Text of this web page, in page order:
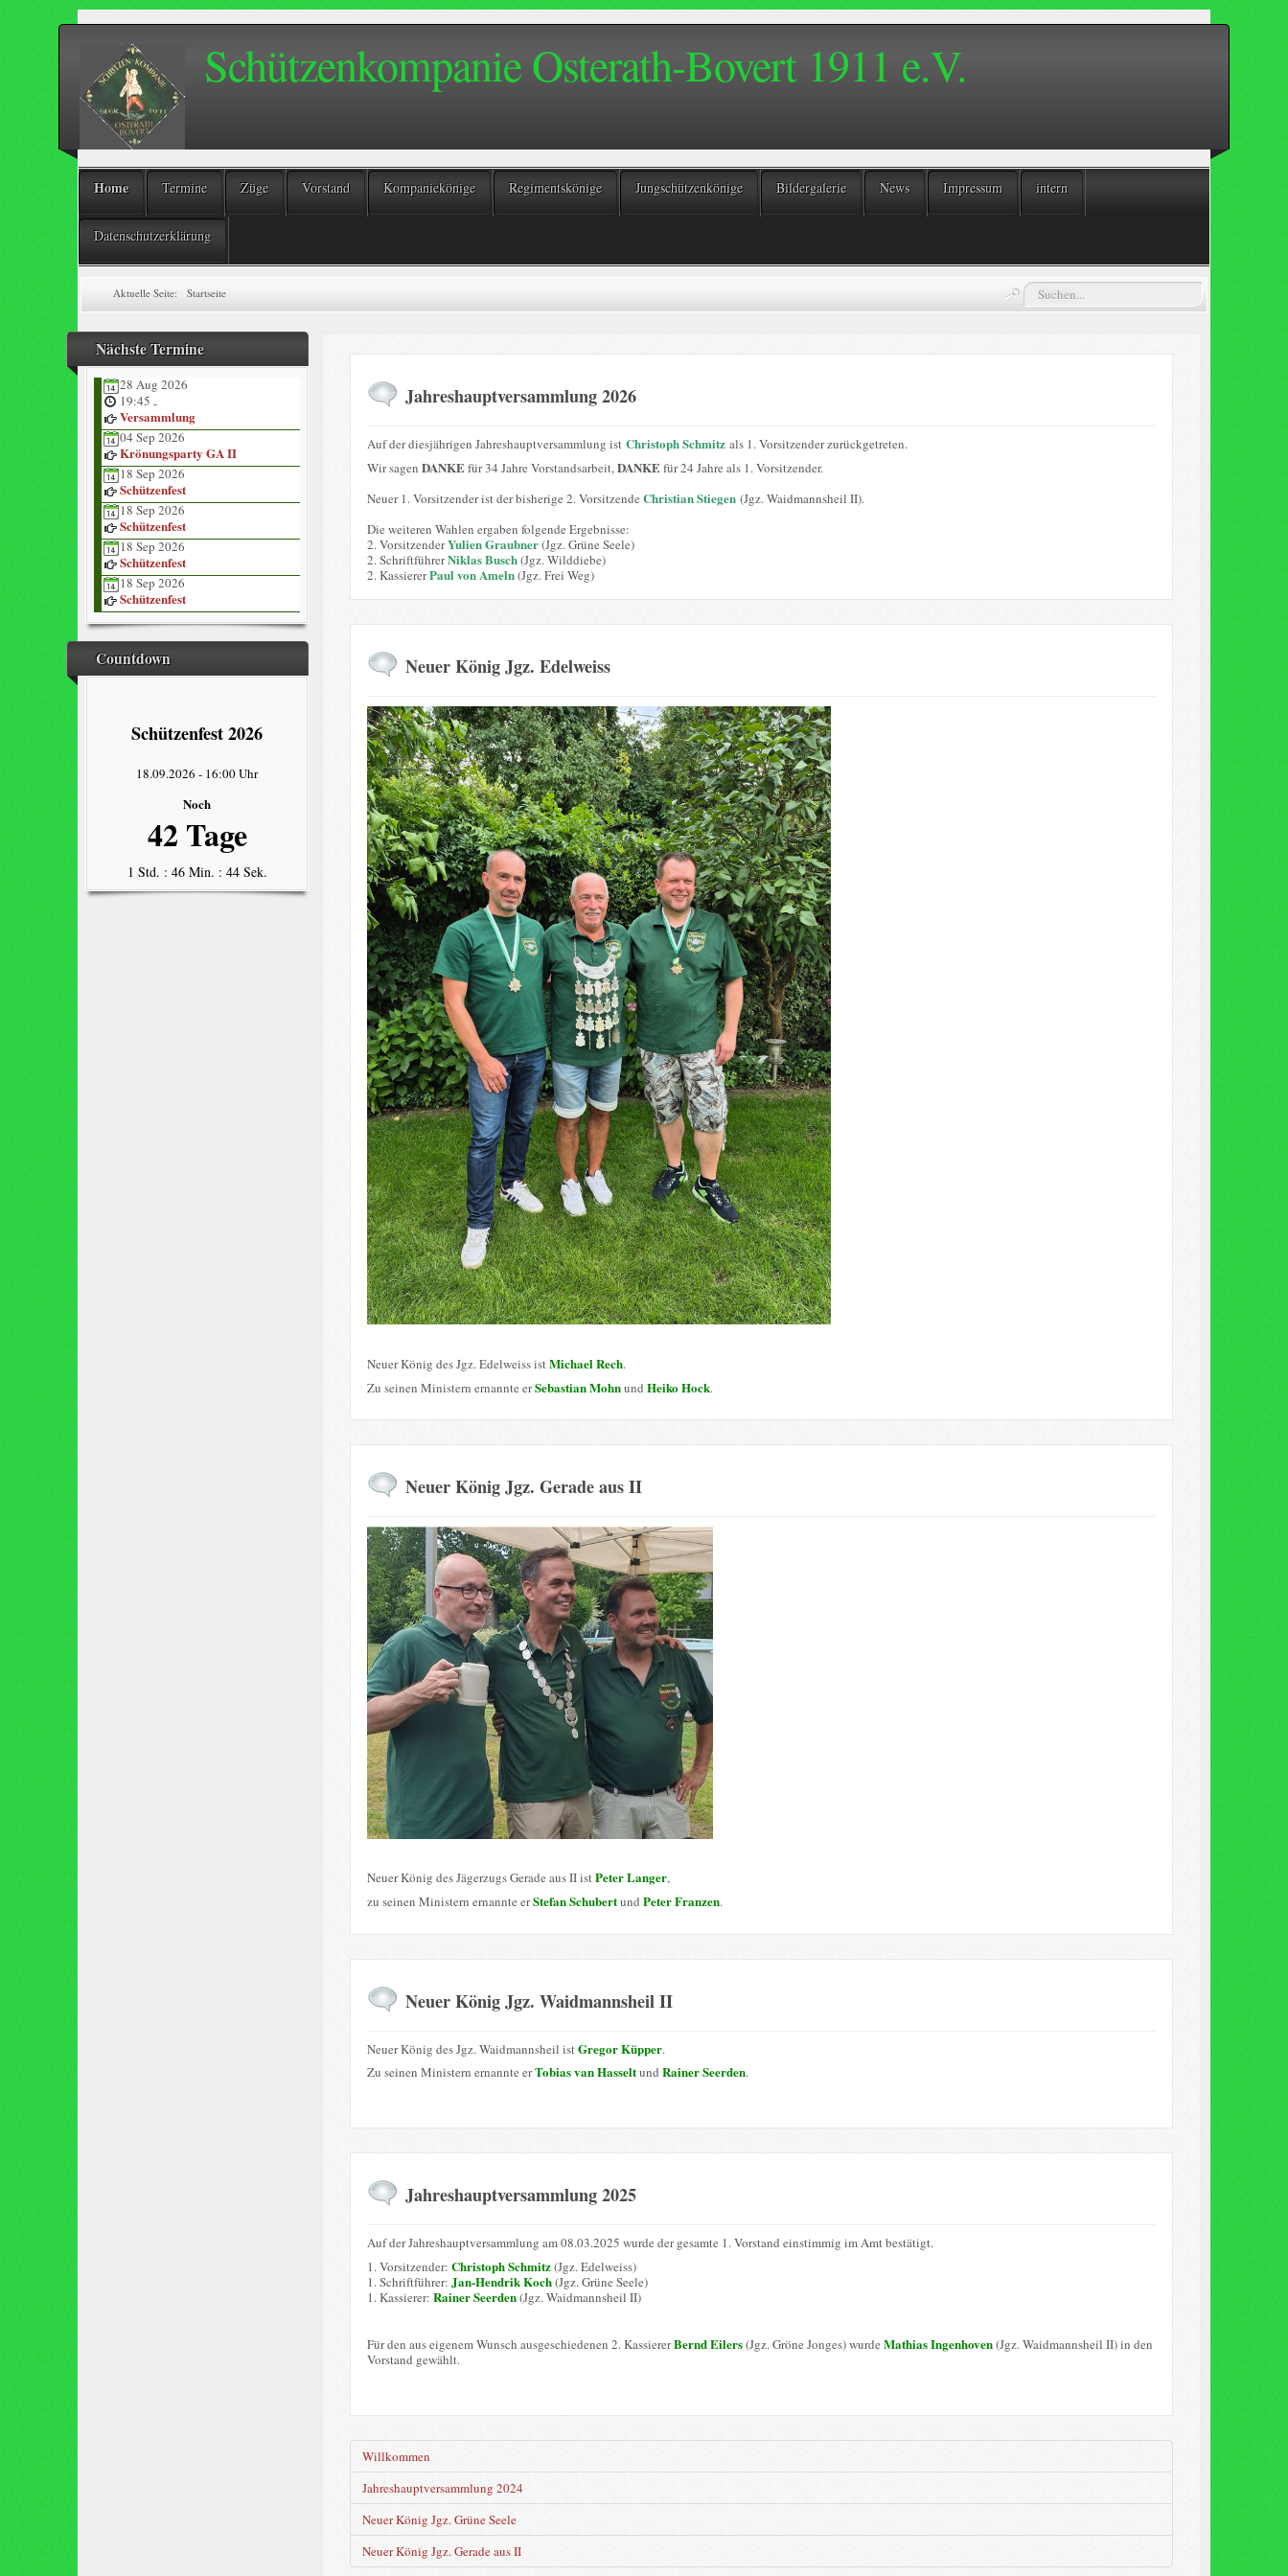
Schützenkompanie Osterath-Bovert 1911 e.V.
Home Termine Züge Vorstand Kompaniekönige Regimentskönige Jungschützenkönige Bildergalerie News Impressum intern
Datenschutzerklärung
Aktuelle Seite:Startseite Suchen...
Nächste Termine
28 Aug 2026
19:45 -
Versammlung
04 Sep 2026
Krönungsparty GA II
18 Sep 2026
Schützenfest
18 Sep 2026
Schützenfest
18 Sep 2026
Schützenfest
18 Sep 2026
Schützenfest
Countdown
Schützenfest 2026
18.09.2026 - 16:00 Uhr
Noch
42 Tage
1 Std. : 46 Min. : 43 Sek.
Jahreshauptversammlung 2026
Auf der diesjährigen Jahreshauptversammlung ist Christoph Schmitzals 1. Vorsitzender zurückgetreten.
Wir sagen DANKEfür 34 Jahre Vorstandsarbeit, DANKEfür 24 Jahre als 1. Vorsitzender.
Neuer 1. Vorsitzender ist der bisherige 2. Vorsitzende Christian Stiegen (Jgz. Waidmannsheil II).
Die weiteren Wahlen ergaben folgende Ergebnisse:
2. VorsitzenderYulien Graubner(Jgz. Grüne Seele)
2. SchriftführerNiklas Busch(Jgz. Wilddiebe)
2. KassiererPaul von Ameln(Jgz. Frei Weg)
Neuer König Jgz. Edelweiss
Neuer König des Jgz. Edelweiss istMichael Rech.
Zu seinen Ministern ernannte erSebastian Mohnund Heiko Hock.
Neuer König Jgz. Gerade aus II
Neuer König des Jägerzugs Gerade aus II istPeter Langer,
zu seinen Ministern ernannte erStefan Schubertund Peter Franzen.
Neuer König Jgz. Waidmannsheil II
Neuer König des Jgz. Waidmannsheil istGregor Küpper.
Zu seinen Ministern ernannte erTobias van Hasseltund Rainer Seerden.
Jahreshauptversammlung 2025
Auf der Jahreshauptversammlung am 08.03.2025 wurde der gesamte 1. Vorstand einstimmig im Amt bestätigt.
1. Vorsitzender: Christoph Schmitz(Jgz. Edelweiss)
1. Schriftführer: Jan-Hendrik Koch(Jgz. Grüne Seele)
1. Kassierer: Rainer Seerden(Jgz. Waidmannsheil II)
Für den aus eigenem Wunsch ausgeschiedenen 2. KassiererBernd Eilers(Jgz. Gröne Jonges) wurde Mathias Ingenhoven(Jgz. Waidmannsheil II) in den
Vorstand gewählt.
Willkommen
Jahreshauptversammlung 2024
Neuer König Jgz. Grüne Seele
Neuer König Jgz. Gerade aus II